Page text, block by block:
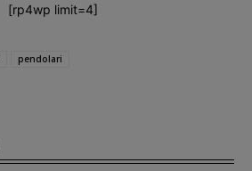
[rp4wp limit=4]
pendolari